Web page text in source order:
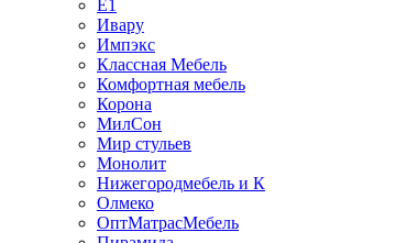
Е1
Ивару
Импэкс
Классная Мебель
Комфортная мебель
Корона
МилСон
Мир стульев
Монолит
Нижегородмебель и К
Олмеко
ОптМатрасМебель